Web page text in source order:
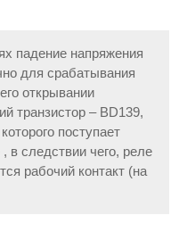
падение напряжения
для срабатывания
открывании
транзистор – BD139,
поступает
в следствии чего, реле
рабочий контакт (на